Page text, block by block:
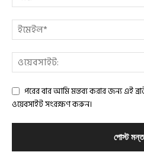
পরের বার আমি মন্তব্য করার জন্য এই
ওয়েবসাইট সংরক্ষণ করুন।